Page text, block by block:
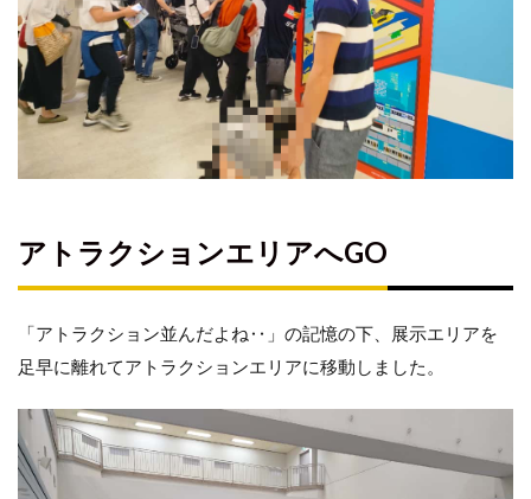
アトラクションエリアへGO
「アトラクション並んだよね‥」の記憶の下、展示エリアを
足早に離れてアトラクションエリアに移動しました。